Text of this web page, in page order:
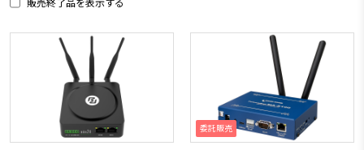
#アナログ入力 #planX2
#タブレット #防水 #防塵 #ACアダプタ #plan-K
#ルーター #planP1
#電池内蔵 #カメラ
#ソフトバンク網 対応商品 #IoTレシピ
#RS232C #GPIO #加速度センサー #LTE-M
販売終了品を表示する
委託販売